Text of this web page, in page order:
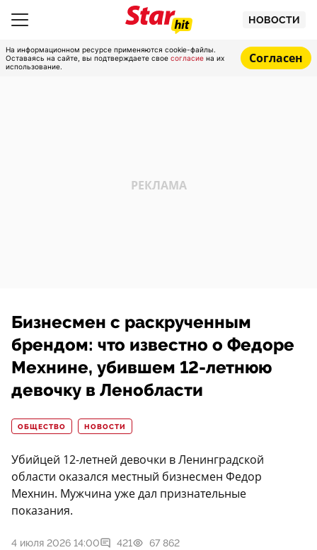
НОВОСТИ
На информационном ресурсе применяются cookie-файлы.
Оставаясь на сайте, вы подтверждаете свое согласие на их
использование.
Согласен
Бизнесмен с раскрученным
брендом: что известно о Федоре
Мехнине, убившем 12-летнюю
девочку в Ленобласти
ОБЩЕСТВО НОВОСТИ
Убийцей 12-летней девочки в Ленинградской
области оказался местный бизнесмен Федор
Мехнин. Мужчина уже дал признательные
показания.
4 июля 2026 14:00 421 67 862